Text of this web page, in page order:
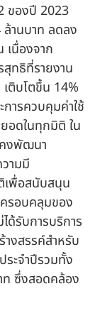
ของปี 2023
านบาท ลดลง
เนื่องจาก
ทธิที่รายงาน
ติบโตขึ้น 14%
ารควบคุมค่าใช้
อดในทุกมิติ ใน
คงพัฒนา
ามมี
เพื่อสนับสนุน
รอบคลุมของ
ด้รับการบริการ
งสรรค์สำหรับ
ะจำปีรวมทั้ง
ซึ่งสอดคล้อง